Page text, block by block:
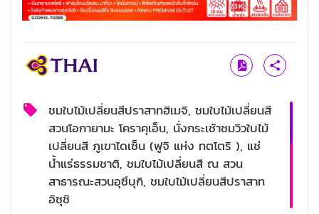
ชมใบไม้เปลี่ยนสีปราสาทฮิเมจิ, ชมใบไม้เปลี่ยนสี
สวนโอกายามะ โคราคุเอ็น, นั่งกระเช้าชมวิวใบไม้
เปลี่ยนสี ภูเขาไดเซ็น (ฟูจิ แห่ง ทตโตริ ), แช่
น้ำแร่ธรรมชาติ, ชมใบไม้เปลี่ยนสี ณ สวน
สาธารณะสวนอุซึบุกิ, ชมใบไม้เปลี่ยนสีปราสาท
อิซุชิ